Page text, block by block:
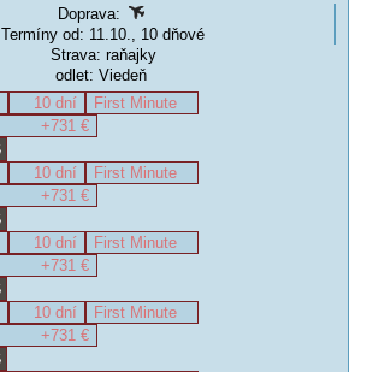
Doprava:
Termíny od: 11.10., 10 dňové
Strava: raňajky
odlet: Viedeň
10 dní
First Minute
+731 €
10 dní
First Minute
+731 €
10 dní
First Minute
+731 €
10 dní
First Minute
+731 €